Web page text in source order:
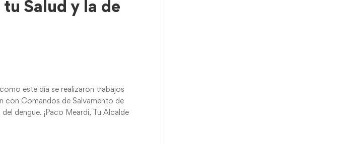
Salud y la de
este día se realizaron trabajos
con Comandos de Salvamento de
dengue. ¡Paco Meardi, Tu Alcalde